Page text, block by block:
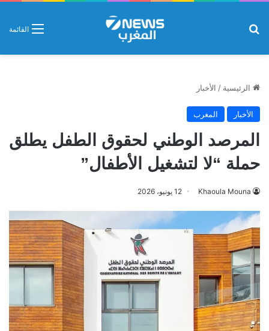
القائمة
الرئيسية / الأخبار
الأخبار المغرب
المرصد الوطني لحقوق الطفل يطلق
حملة “لا لتشغيل الأطفال”
Khaoula Mouna 12 يونيو، 2026